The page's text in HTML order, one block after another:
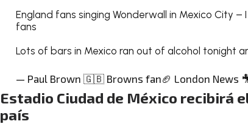
England fans singing Wonderwall in Mexico City
fans
Lots of bars in Mexico ran out of alcohol tonight
— Paul Brown 🇬🇧 Browns fan🏈 London News
Estadio Ciudad de México recibirá
país